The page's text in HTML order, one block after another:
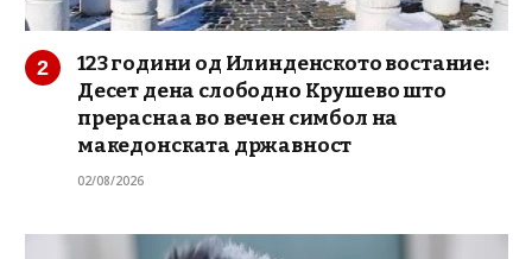
123 години од Илинденското востание:
Десет дена слободно Крушево што
прераснаа во вечен симбол на
македонската државност
02/08/2026